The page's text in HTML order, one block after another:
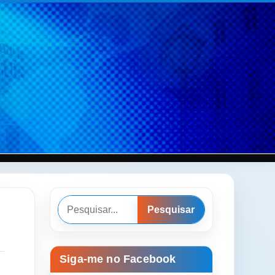
Pesquisar
Pesquisar
Siga-me no Facebook